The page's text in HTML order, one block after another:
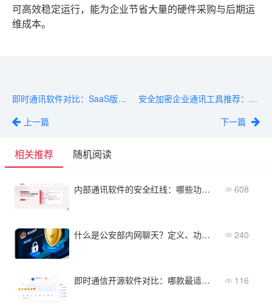
可高效稳定运行，能为企业节省大量的硬件采购与后期运
维成本。
即时通讯软件对比：SaaS版与私有化部署选型
上一篇
安全加密企业通讯工具推荐：2026年精选6款高安全方案
下一篇
相关推荐 随机阅读
内部通讯软件的安全红线：哪些功能必须有？ 608
什么是公安部内网聊天？定义、功能与安全边界一文读懂 240
即时通信开源软件对比：哪款最适合企业私有化部署？ 116